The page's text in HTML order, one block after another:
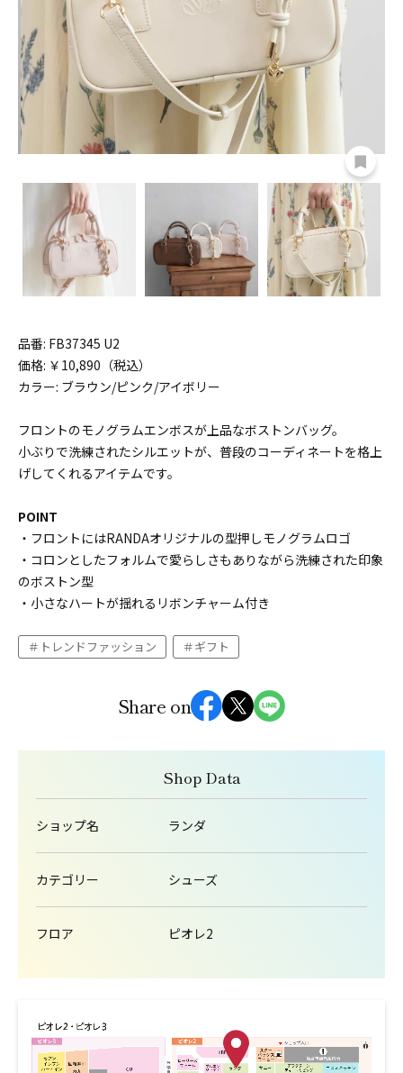
品番: FB37345 U2
価格: ￥10,890（税込）
カラー: ブラウン/ピンク/アイボリー
フロントのモノグラムエンボスが上品なボストンバッグ。
小ぶりで洗練されたシルエットが、普段のコーディネートを格上
げしてくれるアイテムです。
POINT
・フロントにはRANDAオリジナルの型押しモノグラムロゴ
・コロンとしたフォルムで愛らしさもありながら洗練された印象
のボストン型
・小さなハートが揺れるリボンチャーム付き
トレンドファッション ギフト
Share on
Shop Data
ショップ名 ランダ
カテゴリー シューズ
フロア ピオレ2